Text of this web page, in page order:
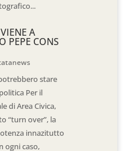
A
PEPE CONS
stare
Per il
di Area Civica,
“turn over”, la
innazitutto
ogni caso,